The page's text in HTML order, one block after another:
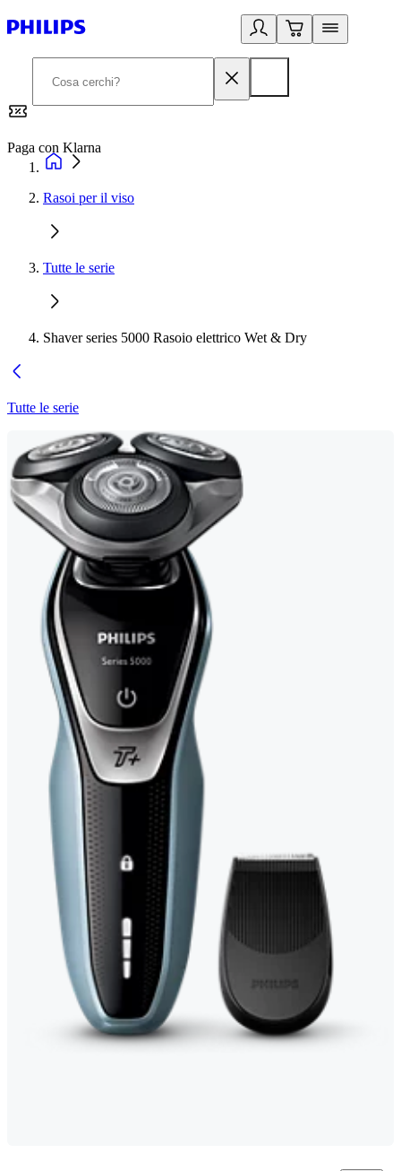
Paga con Klarna
Rasoi per il viso
Tutte le serie
Shaver series 5000 Rasoio elettrico Wet & Dry
Tutte le serie